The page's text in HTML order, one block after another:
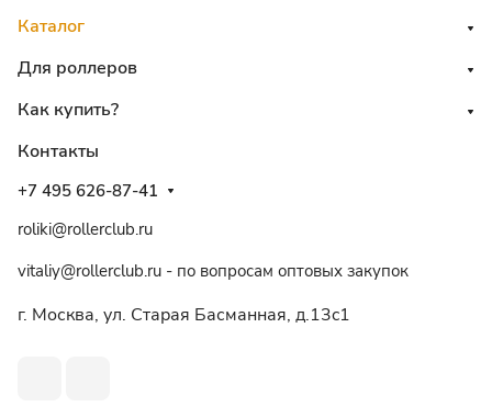
Каталог
Для роллеров
Как купить?
Контакты
+7 495 626-87-41
roliki@rollerclub.ru
vitaliy@rollerclub.ru - по вопросам оптовых закупок
г. Москва, ул. Старая Басманная, д.13c1